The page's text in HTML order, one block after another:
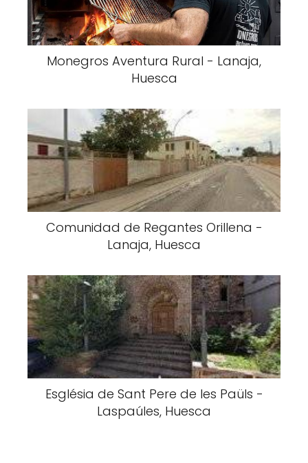
Monegros Aventura Rural - Lanaja,
Huesca
Comunidad de Regantes Orillena -
Lanaja, Huesca
Església de Sant Pere de les Paüls -
Laspaúles, Huesca